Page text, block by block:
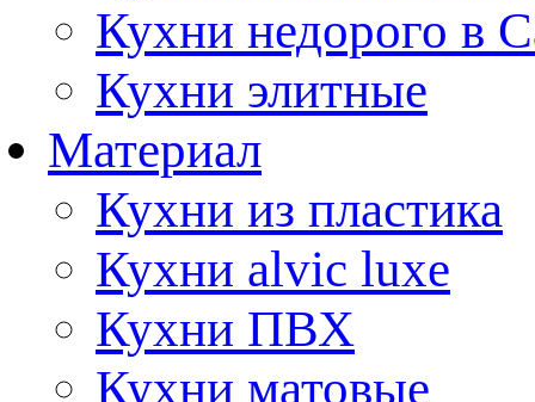
Кухни недорого в
Кухни элитные
Материал
Кухни из пластика
Кухни alvic luxe
Кухни ПВХ
Кухни матовые